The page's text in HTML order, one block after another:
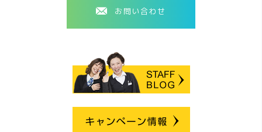
お問い合わせ